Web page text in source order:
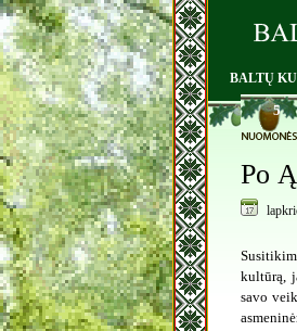
BALTŲ
5
Po
kultūrą,
savo